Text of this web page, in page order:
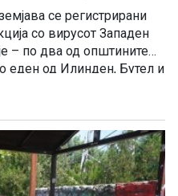
се регистрирани
со вирусот Западен
– по два од општините
еден од Илинден, Бутел и
се на возраст од 60
за здравство.